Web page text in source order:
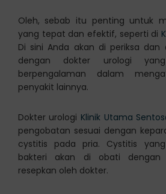
Oleh, sebab itu penting untuk
yang tepat dan efektif, seperti di
Di sini Anda akan di periksa dan
dengan dokter urologi
berpengalaman dalam
penyakit lainnya.
Dokter urologi Klinik Utama
pengobatan sesuai dengan
cystitis pada pria. Cystitis
bakteri akan di obati
resepkan oleh dokter.